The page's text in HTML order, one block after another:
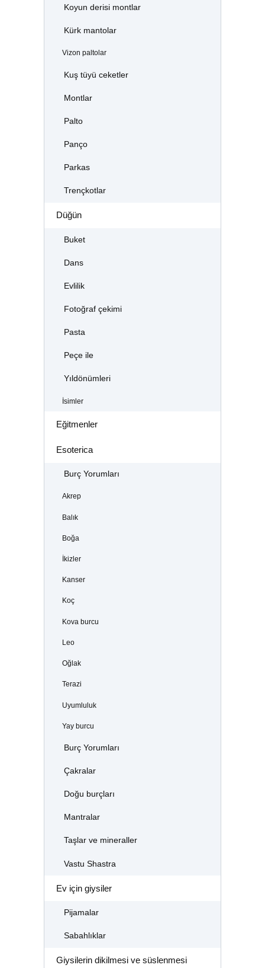
Koyun derisi montlar
Kürk mantolar
Vizon paltolar
Kuş tüyü ceketler
Montlar
Palto
Panço
Parkas
Trençkotlar
Düğün
Buket
Dans
Evlilik
Fotoğraf çekimi
Pasta
Peçe ile
Yıldönümleri
İsimler
Eğitmenler
Esoterica
Burç Yorumları
Akrep
Balık
Boğa
İkizler
Kanser
Koç
Kova burcu
Leo
Oğlak
Terazi
Uyumluluk
Yay burcu
Burç Yorumları
Çakralar
Doğu burçları
Mantralar
Taşlar ve mineraller
Vastu Shastra
Ev için giysiler
Pijamalar
Sabahlıklar
Giysilerin dikilmesi ve süslenmesi